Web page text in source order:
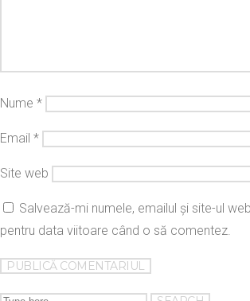
Nume *
Email *
Site web
Salvează-mi numele, emailul și site-ul
pentru data viitoare când o să comentez.